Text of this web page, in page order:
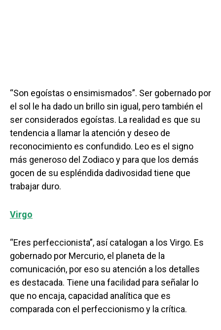
“Son egoístas o ensimismados”. Ser gobernado por
el sol le ha dado un brillo sin igual, pero también el
ser considerados egoístas. La realidad es que su
tendencia a llamar la atención y deseo de
reconocimiento es confundido. Leo es el signo
más generoso del Zodiaco y para que los demás
gocen de su espléndida dadivosidad tiene que
trabajar duro.
Virgo
“Eres perfeccionista”, así catalogan a los Virgo. Es
gobernado por Mercurio, el planeta de la
comunicación, por eso su atención a los detalles
es destacada. Tiene una facilidad para señalar lo
que no encaja, capacidad analítica que es
comparada con el perfeccionismo y la crítica.